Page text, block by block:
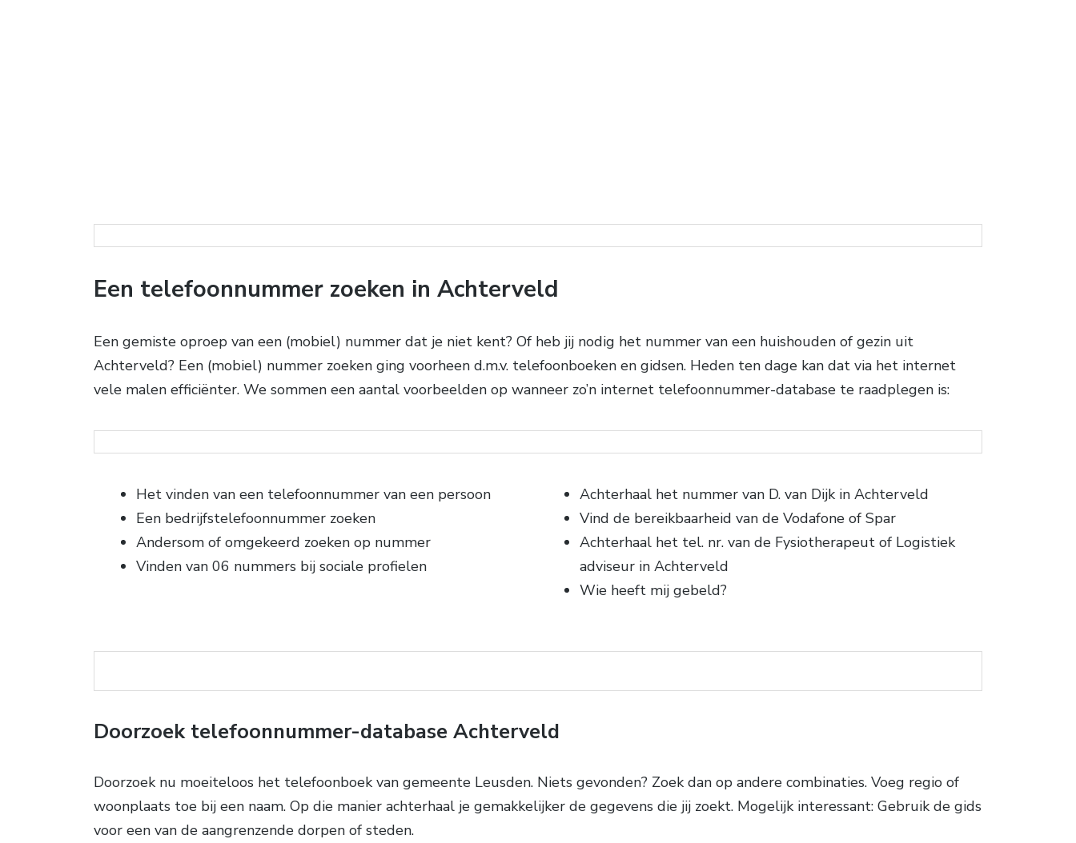
Een telefoonnummer zoeken in Achterveld
Een gemiste oproep van een (mobiel) nummer dat je niet kent? Of heb jij nodig het nummer van een huishouden of gezin uit
Achterveld? Een (mobiel) nummer zoeken ging voorheen d.m.v. telefoonboeken en gidsen. Heden ten dage kan dat via het internet
vele malen efficiënter. We sommen een aantal voorbeelden op wanneer zo’n internet telefoonnummer-database te raadplegen is:
Het vinden van een telefoonnummer van een persoon
Een bedrijfstelefoonnummer zoeken
Andersom of omgekeerd zoeken op nummer
Vinden van 06 nummers bij sociale profielen
Achterhaal het nummer van D. van Dijk in Achterveld
Vind de bereikbaarheid van de Vodafone of Spar
Achterhaal het tel. nr. van de Fysiotherapeut of Logistiek
adviseur in Achterveld
Wie heeft mij gebeld?
Doorzoek telefoonnummer-database Achterveld
Doorzoek nu moeiteloos het telefoonboek van gemeente Leusden. Niets gevonden? Zoek dan op andere combinaties. Voeg regio of
woonplaats toe bij een naam. Op die manier achterhaal je gemakkelijker de gegevens die jij zoekt. Mogelijk interessant: Gebruik de gids
voor een van de aangrenzende dorpen of steden.